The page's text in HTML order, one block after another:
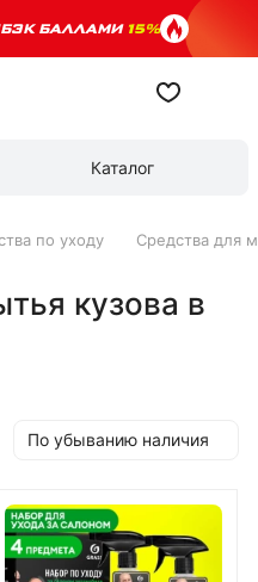
БАЛЛАМИ15%
Каталог
по уходу Средства для
кузова в
По убыванию наличия